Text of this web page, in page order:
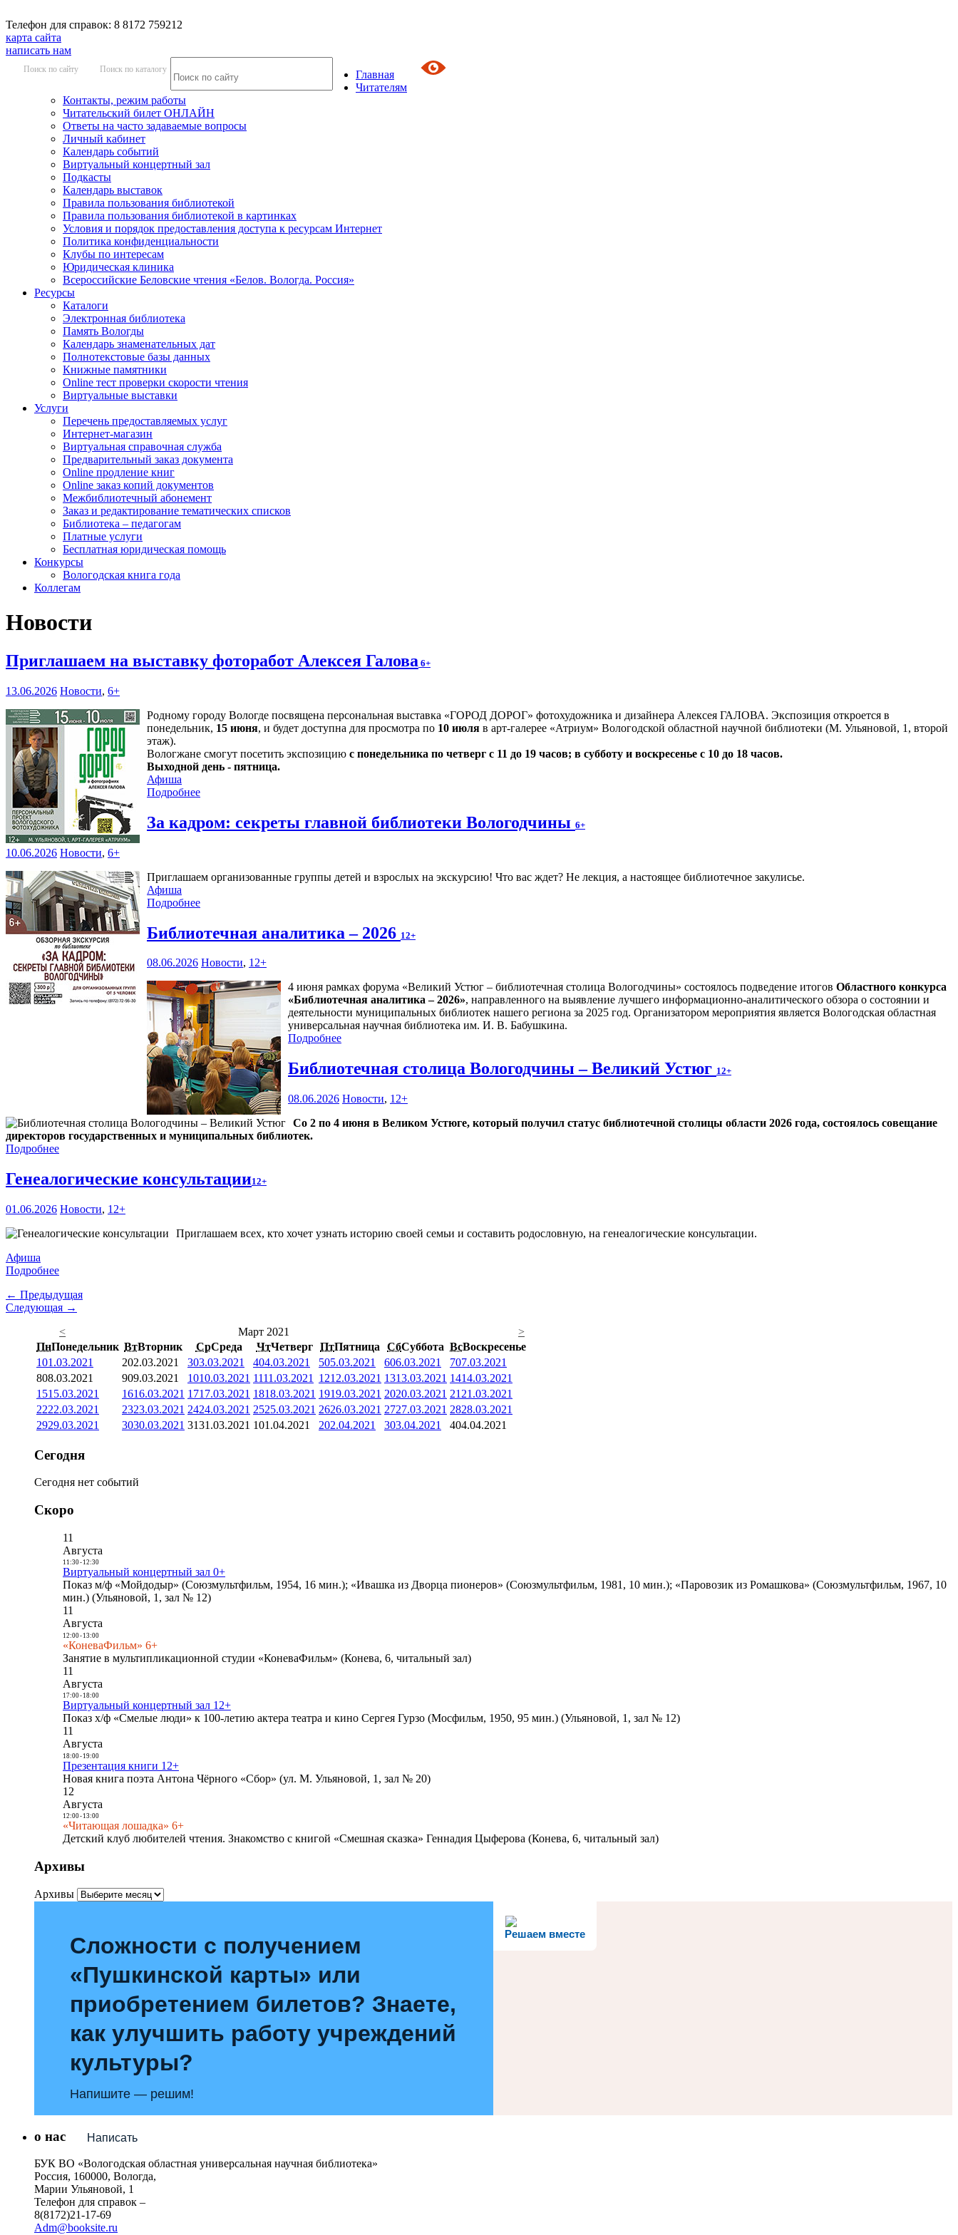
Телефон для справок: 8 8172 759212
карта сайта
написать нам
Поиск по сайту Поиск по каталогу
Главная
Читателям
Контакты, режим работы
Читательский билет ОНЛАЙН
Ответы на часто задаваемые вопросы
Личный кабинет
Календарь событий
Виртуальный концертный зал
Подкасты
Календарь выставок
Правила пользования библиотекой
Правила пользования библиотекой в картинках
Условия и порядок предоставления доступа к ресурсам Интернет
Политика конфиденциальности
Клубы по интересам
Юридическая клиника
Всероссийские Беловские чтения «Белов. Вологда. Россия»
Ресурсы
Каталоги
Электронная библиотека
Память Вологды
Календарь знаменательных дат
Полнотекстовые базы данных
Книжные памятники
Online тест проверки скорости чтения
Виртуальные выставки
Услуги
Перечень предоставляемых услуг
Интернет-магазин
Виртуальная справочная служба
Предварительный заказ документа
Online продление книг
Online заказ копий документов
Межбиблиотечный абонемент
Заказ и редактирование тематических списков
Библиотека – педагогам
Платные услуги
Бесплатная юридическая помощь
Конкурсы
Вологодская книга года
Коллегам
Новости
Приглашаем на выставку фоторабот Алексея Галова 6+
13.06.2026 Новости, 6+
Родному городу Вологде посвящена персональная выставка «ГОРОД ДОРОГ» фотохудожника и дизайнера Алексея ГАЛОВА. Экспозиция откроется в
понедельник, 15 июня, и будет доступна для просмотра по 10 июля в арт-галерее «Атриум» Вологодской областной научной библиотеки (М. Ульяновой, 1, второй
этаж).
Вологжане смогут посетить экспозицию с понедельника по четверг с 11 до 19 часов; в субботу и воскресенье с 10 до 18 часов.
Выходной день - пятница.
Афиша
Подробнее
За кадром: секреты главной библиотеки Вологодчины 6+
10.06.2026 Новости, 6+
Приглашаем организованные группы детей и взрослых на экскурсию! Что вас ждет? Не лекция, а настоящее библиотечное закулисье.
Афиша
Подробнее
Библиотечная аналитика – 2026 12+
08.06.2026 Новости, 12+
4 июня рамках форума «Великий Устюг – библиотечная столица Вологодчины» состоялось подведение итогов Областного конкурса
«Библиотечная аналитика – 2026», направленного на выявление лучшего информационно-аналитического обзора о состоянии и
деятельности муниципальных библиотек нашего региона за 2025 год. Организатором мероприятия является Вологодская областная
универсальная научная библиотека им. И. В. Бабушкина.
Подробнее
Библиотечная столица Вологодчины – Великий Устюг 12+
08.06.2026 Новости, 12+
Со 2 по 4 июня в Великом Устюге, который получил статус библиотечной столицы области 2026 года, состоялось совещание
директоров государственных и муниципальных библиотек.
Подробнее
Генеалогические консультации12+
01.06.2026 Новости, 12+
Приглашаем всех, кто хочет узнать историю своей семьи и составить родословную, на генеалогические консультации.
Афиша
Подробнее
← Предыдущая
Следующая →
<
Март 2021
>
ПнПонедельник ВтВторник СрСреда ЧтЧетверг ПтПятница СбСуббота ВсВоскресенье
101.03.2021 202.03.2021 303.03.2021 404.03.2021 505.03.2021 606.03.2021 707.03.2021
808.03.2021 909.03.2021 1010.03.2021 1111.03.2021 1212.03.2021 1313.03.2021 1414.03.2021
1515.03.2021 1616.03.2021 1717.03.2021 1818.03.2021 1919.03.2021 2020.03.2021 21 21.03.2021
2222.03.2021 2323.03.2021 2424.03.2021 2525.03.2021 2626.03.2021 2727.03.2021 2828.03.2021
2929.03.2021 3030.03.2021 3131.03.2021 101.04.2021 202.04.2021 303.04.2021 404.04.2021
Сегодня
Сегодня нет событий
Скоро
11
Августа
11:30- 12:30
Виртуальный концертный зал 0+
Показ м/ф «Мойдодыр» (Союзмультфильм, 1954, 16 мин.); «Ивашка из Дворца пионеров» (Союзмультфильм, 1981, 10 мин.); «Паровозик из Ромашкова» (Союзмультфильм, 1967, 10
мин.) (Ульяновой, 1, зал № 12)
11
Августа
12:00- 13:00
«КоневаФильм» 6+
Занятие в мультипликационной студии «КоневаФильм» (Конева, 6, читальный зал)
11
Августа
17:00- 18:00
Виртуальный концертный зал 12+
Показ х/ф «Смелые люди» к 100-летию актера театра и кино Сергея Гурзо (Мосфильм, 1950, 95 мин.) (Ульяновой, 1, зал № 12)
11
Августа
18:00- 19:00
Презентация книги 12+
Новая книга поэта Антона Чёрного «Сбор» (ул. М. Ульяновой, 1, зал № 20)
12
Августа
12:00- 13:00
«Читающая лошадка» 6+
Детский клуб любителей чтения. Знакомство с книгой «Смешная сказка» Геннадия Цыферова (Конева, 6, читальный зал)
Архивы
Архивы
Решаем вместе
Сложности с получением
«Пушкинской карты» или
приобретением билетов? Знаете,
как улучшить работу учреждений
культуры?
Напишите — решим!
Написать
о нас
БУК ВО «Вологодская областная универсальная научная библиотека»
Россия, 160000, Вологда,
Марии Ульяновой, 1
Телефон для справок –
8(8172)21-17-69
Adm@booksite.ru